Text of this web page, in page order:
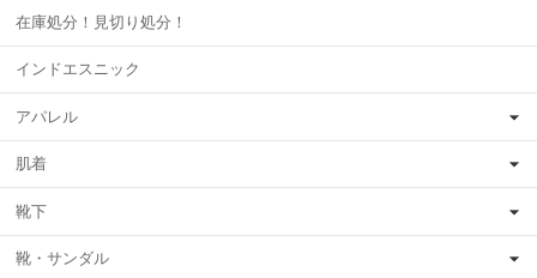
在庫処分！見切り処分！
インドエスニック
アパレル
肌着
靴下
靴・サンダル